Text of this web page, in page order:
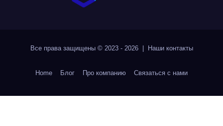
Все права защищены © 2023 - 2026 | Наши контакты
Home Блог Про компанию Связаться с нами